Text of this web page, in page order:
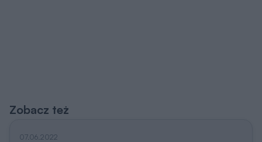
Zobacz też
07.06.2022